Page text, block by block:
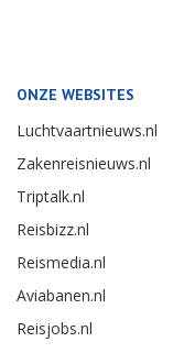
ONZE WEBSITES
Luchtvaartnieuws.nl
Zakenreisnieuws.nl
Triptalk.nl
Reisbizz.nl
Reismedia.nl
Aviabanen.nl
Reisjobs.nl